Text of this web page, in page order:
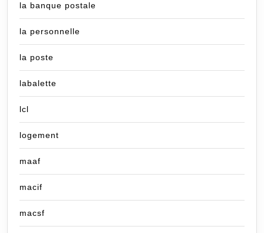
la banque postale
la personnelle
la poste
labalette
lcl
logement
maaf
macif
macsf